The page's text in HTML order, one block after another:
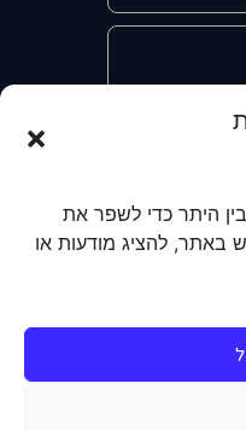
האתר משתמש בקבצי cookies בין היתר כדי לשפר את
להציג מודעות או
הפרטים
מועדון
לבטל את
מסירת הפרטים